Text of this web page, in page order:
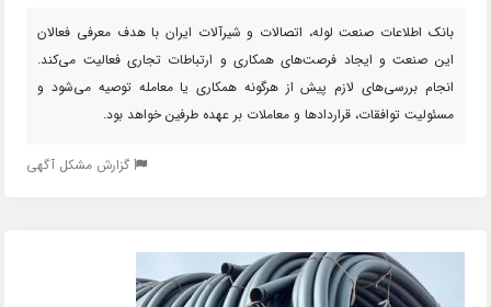
بانک اطلاعات صنعت لوله، اتصالات و شیرآلات ایران با هدف معرفی فعالان
این صنعت و ایجاد فرصت‌های همکاری و ارتباطات تجاری فعالیت می‌کند.
انجام بررسی‌های لازم پیش از هرگونه همکاری یا معامله توصیه می‌شود و
مسئولیت توافقات، قراردادها و معاملات بر عهده طرفین خواهد بود.
گزارش مشکل آگهی